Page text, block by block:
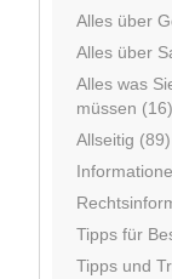
Alles über
Alles über
Alles was
müssen (16)
Allseitig (89)
Tipps für
Tipps und